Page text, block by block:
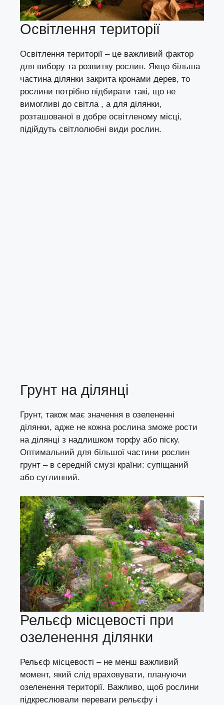
Освітлення території
Освітлення території – це важливий фактор
для вибору та розвитку рослин. Якщо більша
частина ділянки закрита кронами дерев, то
рослини потрібно підбирати такі, що не
вимогливі до світла , а для ділянки,
розташованої в добре освітленому місці,
підійдуть світлолюбні види рослин.
Грунт на ділянці
Грунт, також має значення в озелененні
ділянки, адже не кожна рослина зможе рости
на ділянці з надлишком торфу або піску.
Оптимальний для більшої частини рослин
грунт – в середній смузі країни: супіщаний
або суглинний.
Рельєф місцевості при
озеленення ділянки
Рельєф місцевості – не менш важливий
момент, який слід враховувати, плануючи
озеленення території. Важливо, щоб рослини
підкреслювали переваги рельєфу і